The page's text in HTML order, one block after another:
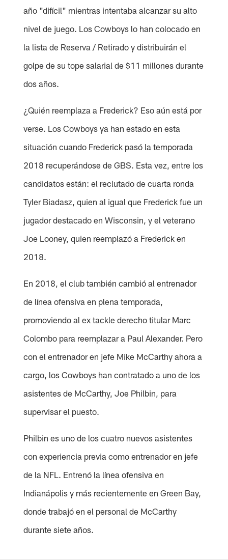
año "difícil" mientras intentaba alcanzar su alto
nivel de juego. Los Cowboys lo han colocado en
la lista de Reserva / Retirado y distribuirán el
golpe de su tope salarial de $11 millones durante
dos años.
¿Quién reemplaza a Frederick? Eso aún está por
verse. Los Cowboys ya han estado en esta
situación cuando Frederick pasó la temporada
2018 recuperándose de GBS. Esta vez, entre los
candidatos están: el reclutado de cuarta ronda
Tyler Biadasz, quien al igual que Frederick fue un
jugador destacado en Wisconsin, y el veterano
Joe Looney, quien reemplazó a Frederick en
2018.
En 2018, el club también cambió al entrenador
de línea ofensiva en plena temporada,
promoviendo al ex tackle derecho titular Marc
Colombo para reemplazar a Paul Alexander. Pero
con el entrenador en jefe Mike McCarthy ahora a
cargo, los Cowboys han contratado a uno de los
asistentes de McCarthy, Joe Philbin, para
supervisar el puesto.
Philbin es uno de los cuatro nuevos asistentes
con experiencia previa como entrenador en jefe
de la NFL. Entrenó la línea ofensiva en
Indianápolis y más recientemente en Green Bay,
donde trabajó en el personal de McCarthy
durante siete años.